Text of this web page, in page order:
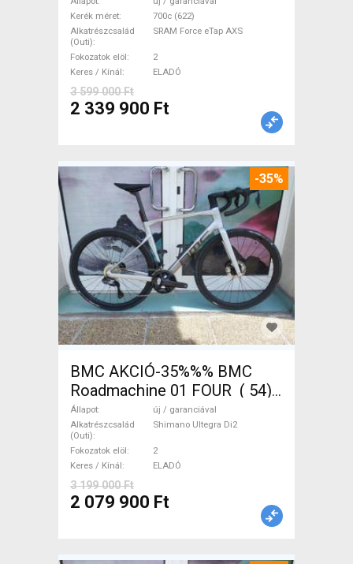
Force eTap AXS tárcsafék új /
garanciával ELADÓ
Kerék méret
700c (622)
Alkatrészcsalád
(Outi)
SRAM Force eTap AXS
Fokozatok elöl
2
Keres / Kínál
ELADÓ
3 599 000 Ft
2 339 900 Ft
-35%
BMC AKCIÓ-35%%% BMC
Roadmachine 01 FOUR ( 54)
Országúti, Triatlon Shimano
Ultegra Di2 tárcsafék új /
garanciával ELADÓ
Állapot
új / garanciával
Alkatrészcsalád
(Outi)
Shimano Ultegra Di2
Fokozatok elöl
2
Keres / Kínál
ELADÓ
3 199 000 Ft
2 079 900 Ft